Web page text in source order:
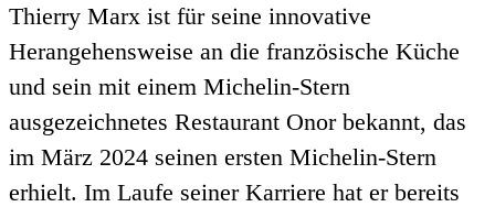
Thierry Marx ist für seine innovative
Herangehensweise an die französische Küche
und sein mit einem Michelin-Stern
ausgezeichnetes Restaurant Onor bekannt, das
im März 2024 seinen ersten Michelin-Stern
erhielt. Im Laufe seiner Karriere hat er bereits